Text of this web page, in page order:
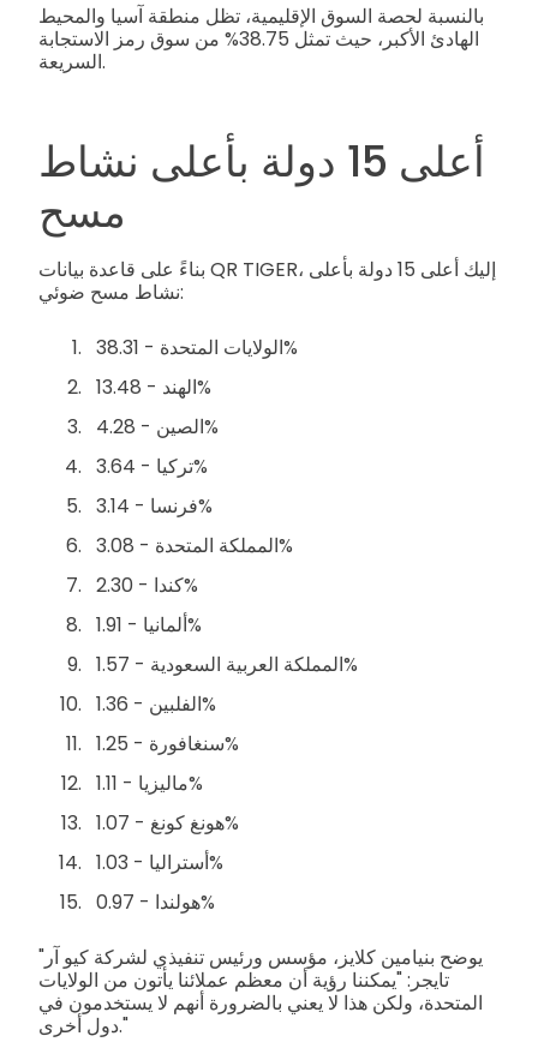
بالنسبة لحصة السوق الإقليمية، تظل منطقة آسيا والمحيط
الهادئ الأكبر، حيث تمثل 38.75% من سوق رمز الاستجابة
السريعة.
أعلى 15 دولة بأعلى نشاط
مسح
بناءً على قاعدة بيانات QR TIGER، إليك أعلى 15 دولة بأعلى
نشاط مسح ضوئي:
الولايات المتحدة - 38.31%
الهند - 13.48%
الصين - 4.28%
تركيا - 3.64%
فرنسا - 3.14%
المملكة المتحدة - 3.08%
كندا - 2.30%
ألمانيا - 1.91%
المملكة العربية السعودية - 1.57%
الفلبين - 1.36%
سنغافورة - 1.25%
ماليزيا - 1.11%
هونغ كونغ - 1.07%
أستراليا - 1.03%
هولندا - 0.97%
"يوضح بنيامين كلايز، مؤسس ورئيس تنفيذي لشركة كيو آر
تايجر: "يمكننا رؤية أن معظم عملائنا يأتون من الولايات
المتحدة، ولكن هذا لا يعني بالضرورة أنهم لا يستخدمون في
دول أخرى."